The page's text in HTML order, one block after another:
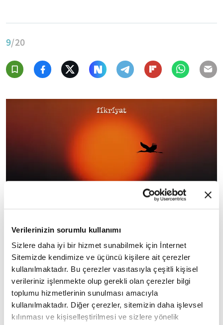
Verilerinizin sorumlu kullanımı
Sizlere daha iyi bir hizmet sunabilmek için İnternet
Sitemizde kendimize ve üçüncü kişilere ait çerezler
kullanılmaktadır. Bu çerezler vasıtasıyla çeşitli kişisel
verileriniz işlenmekte olup gerekli olan çerezler bilgi
toplumu hizmetlerinin sunulması amacıyla
kullanılmaktadır. Diğer çerezler, sitemizin daha işlevsel
kılınması ve kişiselleştirilmesi ve sizlere yönelik
9/20
🔸
Yaşamak işte... Bu sonsuz ve umutsuz yolda